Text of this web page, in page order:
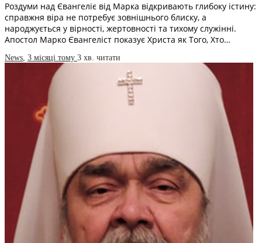
Роздуми над Євангеліє від Марка відкривають глибоку істину:
справжня віра не потребує зовнішнього блиску, а
народжується у вірності, жертовності та тихому служінні.
Апостол Марко Євангеліст показує Христа як Того, Хто…
News, 3 місяці тому 3 хв. читати